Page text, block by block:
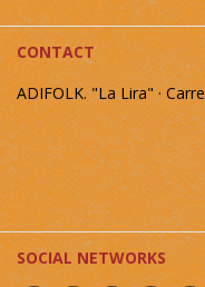
CONTACT
ADIFOLK. "La Lira" ·
SOCIAL NETWORKS